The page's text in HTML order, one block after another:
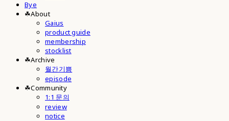
Bye
☘︎About
Gaius
product guide
membership
stocklist
☘︎Archive
월간기쁨
episode
☘︎Community
1:1 문의
review
notice